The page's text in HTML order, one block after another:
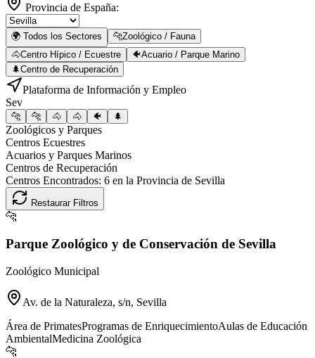
Provincia de España:
🌍 Todos los Sectores 🐆Zoológico / Fauna
🐴Centro Hípico / Ecuestre 🐠Acuario / Parque Marino
🌲Centro de Recuperación
Plataforma de Información y Empleo
Sev
🐆 🐆 🐴 🐴 🐠 🌲
Zoológicos y Parques
Centros Ecuestres
Acuarios y Parques Marinos
Centros de Recuperación
Centros Encontrados: 6 en la Provincia de Sevilla
Restaurar Filtros
🐆
Parque Zoológico y de Conservación de Sevilla
Zoológico Municipal
Av. de la Naturaleza, s/n, Sevilla
Área de PrimatesProgramas de EnriquecimientoAulas de Educación
AmbientalMedicina Zoológica
🐆